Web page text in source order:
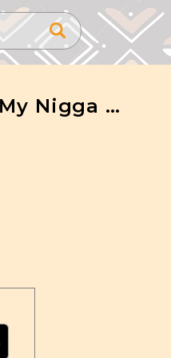
My Nigga My Nigga Feat Mr Tons